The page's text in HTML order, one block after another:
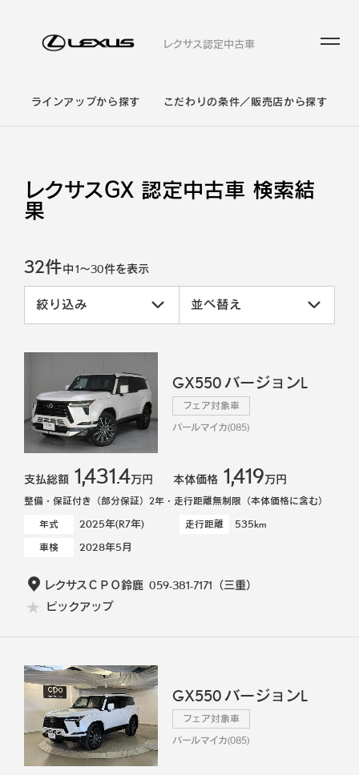
レクサス認定中古車
ラインアップから探す こだわりの条件／販売店から探す
レクサスGX 認定中古車 検索結
果
32件中1～30件を表示
絞り込み 並べ替え
GX550 バージョンL
フェア対象車
パールマイカ(085)
支払総額 1,431.4万円 本体価格 1,419万円
整備・保証付き（部分保証）2年・走行距離無制限（本体価格に含む）
年式
2025年(R7年) 走行距離 535km
車検 2028年5月
レクサスＣＰＯ鈴鹿 059-381-7171 （三重）
ピックアップ
GX550 バージョンL
フェア対象車
パールマイカ(085)